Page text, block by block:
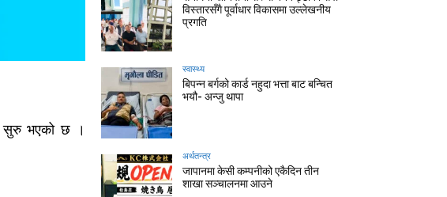
सुरु भएको छ
।
विस्तारसँगै पूर्वाधार विकासमा उल्लेखनीय
प्रगति
स्वास्थ्य
बिपन्न बर्गको कार्ड नहुदा भत्ता बाट बन्चित
भयौ- अन्जु थापा
अर्थतन्त्र
जापानमा केसी कम्पनीको एकैदिन तीन
शाखा सञ्चालनमा आउने